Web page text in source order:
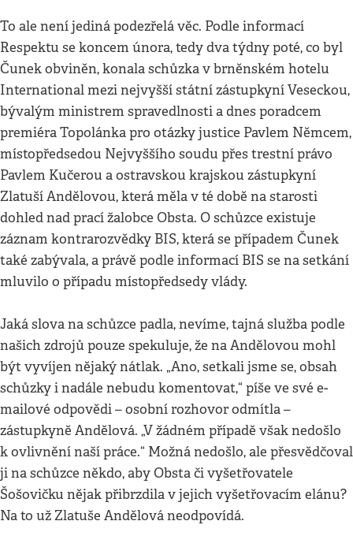
To ale není jediná podezřelá věc. Podle informací
Respektu se koncem února, tedy dva týdny poté, co byl
Čunek obviněn, konala schůzka v brněnském hotelu
International mezi nejvyšší státní zástupkyní Veseckou,
bývalým ministrem spravedlnosti a dnes poradcem
premiéra Topolánka pro otázky justice Pavlem Němcem,
místopředsedou Nejvyššího soudu přes trestní právo
Pavlem Kučerou a ostravskou krajskou zástupkyní
Zlatuší Andělovou, která měla v té době na starosti
dohled nad prací žalobce Obsta. O schůzce existuje
záznam kontrarozvědky BIS, která se případem Čunek
také zabývala, a právě podle informací BIS se na setkání
mluvilo o případu místopředsedy vlády.
Jaká slova na schůzce padla, nevíme, tajná služba podle
našich zdrojů pouze spekuluje, že na Andělovou mohl
být vyvíjen nějaký nátlak. „Ano, setkali jsme se, obsah
schůzky i nadále nebudu komentovat,“ píše ve své e-
mailové odpovědi – osobní rozhovor odmítla –
zástupkyně Andělová. „V žádném případě však nedošlo
k ovlivnění naší práce.“ Možná nedošlo, ale přesvědčoval
ji na schůzce někdo, aby Obsta či vyšetřovatele
Šošovičku nějak přibrzdila v jejich vyšetřovacím elánu?
Na to už Zlatuše Andělová neodpovídá.